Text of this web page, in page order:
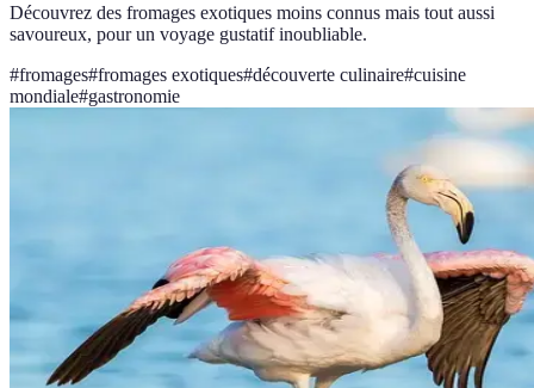
Découvrez des fromages exotiques moins connus mais tout aussi
savoureux, pour un voyage gustatif inoubliable.
#fromages#fromages exotiques#découverte culinaire#cuisine
mondiale#gastronomie